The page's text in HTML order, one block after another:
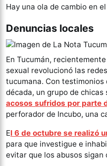
Hay una ola de cambio en el
Denuncias locales
En Tucumán,
sexual revolucionó las
tucumana. Con testimonios
década, un grupo de chicas
acosos sufridos por parte
perforador de Incubo, una
El 6 de octubre se realizó
para que investigue e
evitar que los abusos sigan